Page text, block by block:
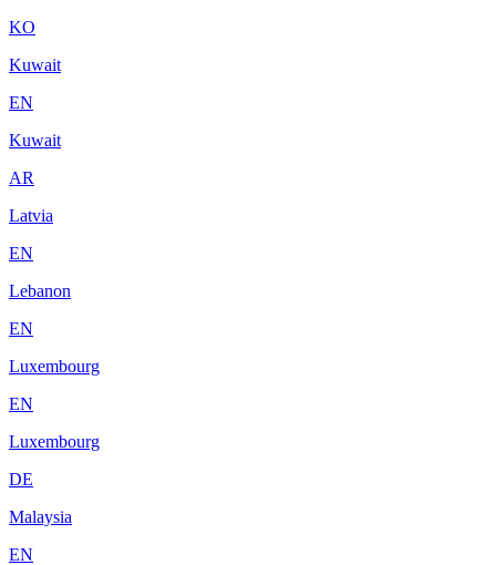
KO
Kuwait
EN
Kuwait
AR
Latvia
EN
Lebanon
EN
Luxembourg
EN
Luxembourg
DE
Malaysia
EN